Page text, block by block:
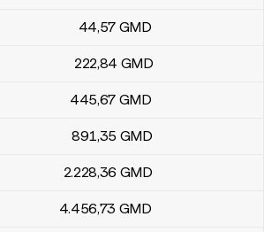
Mark Bosnien und
44,57 GMD
222,84 GMD
445,67 GMD
891,35 GMD
2.228,36 GMD
4.456,73 GMD